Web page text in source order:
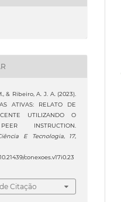
& Ribeiro, A. J. A. (2023).
ATIVAS: RELATO DE
UTILIZANDO O
INSTRUCTION.
E Tecnologia, 17,
conexoes.v17i0.23
Citação